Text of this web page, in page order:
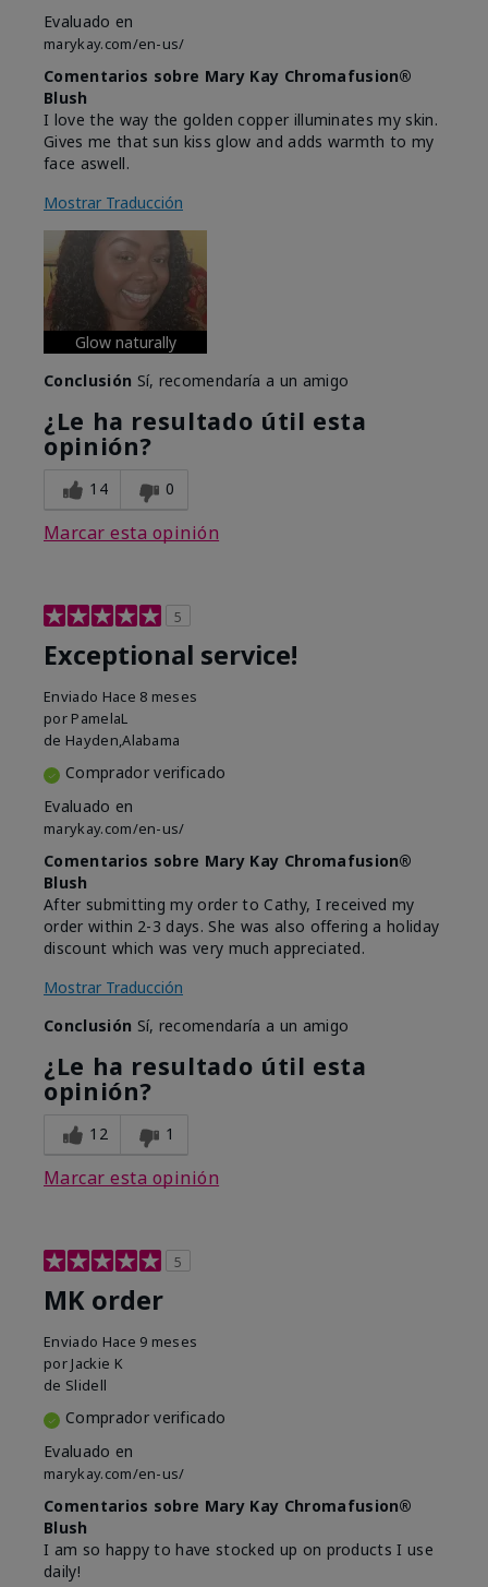
Evaluado en
marykay.com/en-us/
Comentarios sobre Mary Kay Chromafusion®
Blush
I love the way the golden copper illuminates my skin.
Gives me that sun kiss glow and adds warmth to my
face aswell.
Mostrar Traducción
Glow naturally
Conclusión Sí, recomendaría a un amigo
¿Le ha resultado útil esta
opinión?
14 0
Marcar esta opinión
5
Exceptional service!
Enviado Hace 8 meses
por PamelaL
de Hayden,Alabama
Comprador verificado
Evaluado en
marykay.com/en-us/
Comentarios sobre Mary Kay Chromafusion®
Blush
After submitting my order to Cathy, I received my
order within 2-3 days. She was also offering a holiday
discount which was very much appreciated.
Mostrar Traducción
Conclusión Sí, recomendaría a un amigo
¿Le ha resultado útil esta
opinión?
12 1
Marcar esta opinión
5
MK order
Enviado Hace 9 meses
por Jackie K
de Slidell
Comprador verificado
Evaluado en
marykay.com/en-us/
Comentarios sobre Mary Kay Chromafusion®
Blush
I am so happy to have stocked up on products I use
daily!